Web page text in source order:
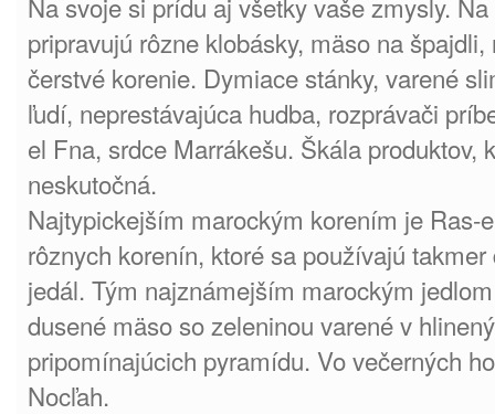
pripravujú rôzne klobásky, mäso na
čerstvé korenie. Dymiace stánky, varené
ľudí, neprestávajúca hudba, rozprávači
el Fna, srdce Marrákešu. Škála produktov,
neskutočná.
Najtypickejším marockým korením je Ras-
rôznych korenín, ktoré sa používajú
jedál. Tým najznámejším marockým
dusené mäso so zeleninou varené v
pripomínajúcich pyramídu. Vo večerných
Nocľah.